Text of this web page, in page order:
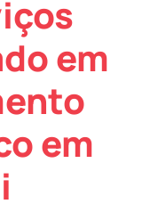
em
em